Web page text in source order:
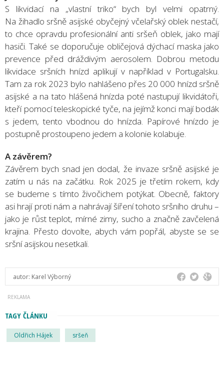
S likvidací na „vlastní triko“ bych byl velmi opatrný.
Na žihadlo sršně asijské obyčejný včelařský oblek nestačí,
to chce opravdu profesionální anti sršeň oblek, jako mají
hasiči. Také se doporučuje obličejová dýchací maska jako
prevence před dráždivým aerosolem. Dobrou metodu
likvidace sršních hnízd aplikují v například v Portugalsku.
Tam za rok 2023 bylo nahlášeno přes 20 000 hnízd sršně
asijské a na tato hlášená hnízda poté nastupují likvidátoři,
kteří pomocí teleskopické tyče, na jejímž konci mají bodák
s jedem, tento vbodnou do hnízda. Papírové hnízdo je
postupně prostoupeno jedem a kolonie kolabuje.
A závěrem?
Závěrem bych snad jen dodal, že invaze sršně asijské je
zatím u nás na začátku. Rok 2025 je třetím rokem, kdy
se budeme s tímto živočichem potýkat. Obecně, faktory
asi hrají proti nám a nahrávají šíření tohoto sršního druhu –
jako je růst teplot, mírné zimy, sucho a značně zavčelená
krajina. Přesto dovolte, abych vám popřál, abyste se se
sršní asijskou nesetkali.
autor: Karel Výborný
TAGY ČLÁNKU
Oldřich Hájek sršeň